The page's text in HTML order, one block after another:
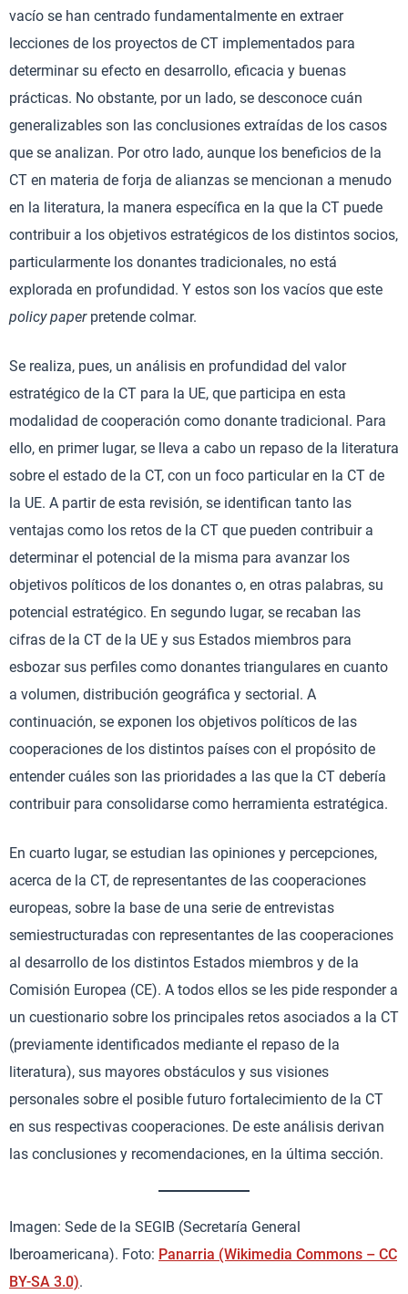
vacío se han centrado fundamentalmente en extraer
lecciones de los proyectos de CT implementados para
determinar su efecto en desarrollo, eficacia y buenas
prácticas. No obstante, por un lado, se desconoce cuán
generalizables son las conclusiones extraídas de los casos
que se analizan. Por otro lado, aunque los beneficios de la
CT en materia de forja de alianzas se mencionan a menudo
en la literatura, la manera específica en la que la CT puede
contribuir a los objetivos estratégicos de los distintos socios,
particularmente los donantes tradicionales, no está
explorada en profundidad. Y estos son los vacíos que este
policy paperpretende colmar.
Se realiza, pues, un análisis en profundidad del valor
estratégico de la CT para la UE, que participa en esta
modalidad de cooperación como donante tradicional. Para
ello, en primer lugar, se lleva a cabo un repaso de la literatura
sobre el estado de la CT, con un foco particular en la CT de
la UE. A partir de esta revisión, se identifican tanto las
ventajas como los retos de la CT que pueden contribuir a
determinar el potencial de la misma para avanzar los
objetivos políticos de los donantes o, en otras palabras, su
potencial estratégico. En segundo lugar, se recaban las
cifras de la CT de la UE y sus Estados miembros para
esbozar sus perfiles como donantes triangulares en cuanto
a volumen, distribución geográfica y sectorial. A
continuación, se exponen los objetivos políticos de las
cooperaciones de los distintos países con el propósito de
entender cuáles son las prioridades a las que la CT debería
contribuir para consolidarse como herramienta estratégica.
En cuarto lugar, se estudian las opiniones y percepciones,
acerca de la CT, de representantes de las cooperaciones
europeas, sobre la base de una serie de entrevistas
semiestructuradas con representantes de las cooperaciones
al desarrollo de los distintos Estados miembros y de la
Comisión Europea (CE). A todos ellos se les pide responder a
un cuestionario sobre los principales retos asociados a la CT
(previamente identificados mediante el repaso de la
literatura), sus mayores obstáculos y sus visiones
personales sobre el posible futuro fortalecimiento de la CT
en sus respectivas cooperaciones. De este análisis derivan
las conclusiones y recomendaciones, en la última sección.
Imagen: Sede de la SEGIB (Secretaría General
Iberoamericana). Foto: Panarria (Wikimedia Commons – CC
BY-SA 3.0).